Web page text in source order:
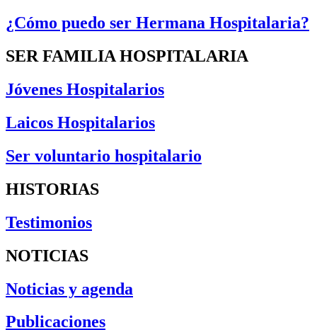
¿Cómo puedo ser Hermana Hospitalaria?
SER FAMILIA HOSPITALARIA
Jóvenes Hospitalarios
Laicos Hospitalarios
Ser voluntario hospitalario
HISTORIAS
Testimonios
NOTICIAS
Noticias y agenda
Publicaciones